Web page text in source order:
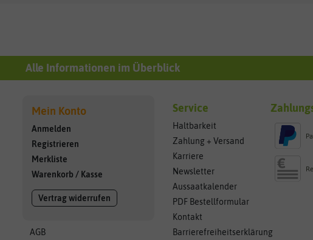
Alle Informationen im Überblick
Mein Konto
Anmelden
Registrieren
Merkliste
Warenkorb / Kasse
Vertrag widerrufen
AGB
Service
Haltbarkeit
Zahlung + Versand
Karriere
Newsletter
Aussaatkalender
PDF Bestellformular
Kontakt
Barrierefreiheitserklärung